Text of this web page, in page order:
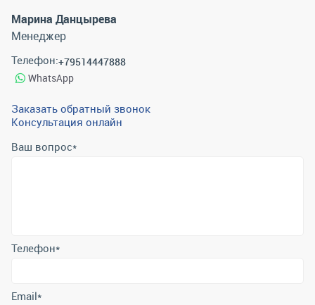
Марина Данцырева
Менеджер
Телефон:+79514447888
WhatsApp
Заказать обратный звонок
Консультация онлайн
Ваш вопрос*
Отправляя форму вы подтверждаете согласие с